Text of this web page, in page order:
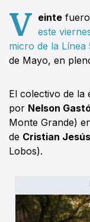
V einte
este
micro de la Línea
de Mayo, en
El colectivo de la
por Nelson
Monte Grande)
de Cristian
Lobos).